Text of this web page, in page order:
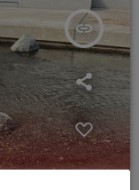
insert_link